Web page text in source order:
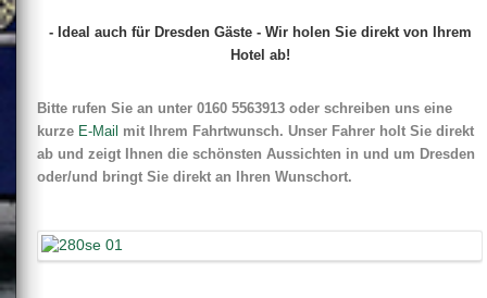
- Ideal auch für Dresden Gäste - Wir holen Sie direkt von Ihrem
Hotel ab!
Bitte rufen Sie an unter 0160 5563913 oder schreiben uns eine
kurze E-Mail mit Ihrem Fahrtwunsch. Unser Fahrer holt Sie direkt
ab und zeigt Ihnen die schönsten Aussichten in und um Dresden
oder/und bringt Sie direkt an Ihren Wunschort.